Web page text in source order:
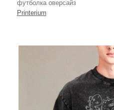
футболка оверсайз
Printerium